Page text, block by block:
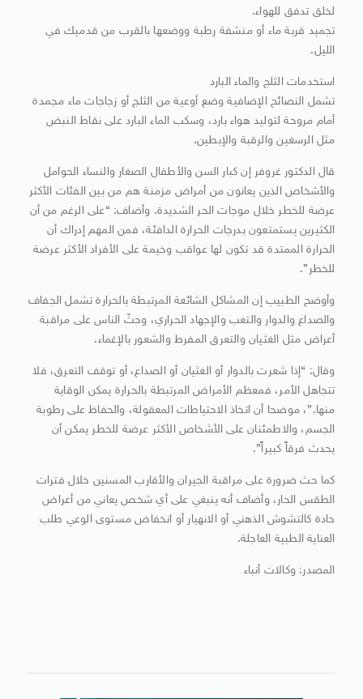
لخلق تدفق للهواء.
تجميد قربة ماء أو منشفة رطبة ووضعها بالقرب من قدميك في
الليل.
استخدمات الثلج والماء البارد
تشمل النصائح الإضافية وضع أوعية من الثلج أو زجاجات ماء مجمدة
أمام مروحة لتوليد هواء بارد، وسكب الماء البارد على نقاط النبض
مثل الرسغين والرقبة والإبطين.
قال الدكتور غروفر إن كبار السن والأطفال الصغار والنساء الحوامل
والأشخاص الذين يعانون من أمراض مزمنة هم من بين الفئات الأكثر
عرضة للخطر خلال موجات الحر الشديدة. وأضاف: “على الرغم من أن
الكثيرين يستمتعون بدرجات الحرارة الدافئة، فمن المهم إدراك أن
الحرارة الممتدة قد تكون لها عواقب وخيمة على الأفراد الأكثر عرضة
للخطر”.
وأوضح الطبيب إن المشاكل الشائعة المرتبطة بالحرارة تشمل الجفاف
والصداع والدوار والتعب والإجهاد الحراري، وحثّ الناس على مراقبة
أعراض مثل الغثيان والتعرق المفرط والشعور بالإغماء.
وقال: “إذا شعرت بالدوار أو الغثيان أو الصداع، أو توقف التعرق، فلا
تتجاهل الأمر، فمعظم الأمراض المرتبطة بالحرارة يمكن الوقاية
منها.”، موضحا أن اتخاذ الاحتياطات المعقولة، والحفاظ على رطوبة
الجسم، والاطمئنان على الأشخاص الأكثر عرضة للخطر يمكن أن
يحدث فرقاً كبيراً”.
كما حث ضرورة على مراقبة الجيران والأقارب المسنين خلال فترات
الطقس الحار، وأضاف أنه ينبغي على أي شخص يعاني من أعراض
حادة كالتشوش الذهني أو الانهيار أو انخفاض مستوى الوعي طلب
العناية الطبية العاجلة.
المصدر: وكالات أنباء